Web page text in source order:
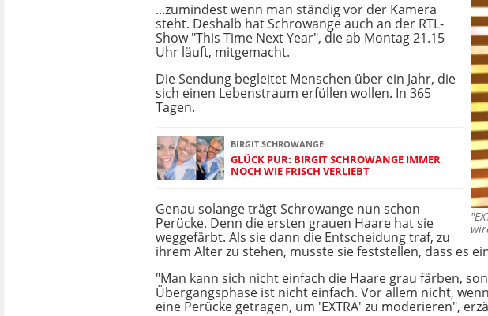
...zumindest wenn man ständig vor der Kamera
steht. Deshalb hat Schrowange auch an der RTL-
Show "This Time Next Year", die ab Montag 21.15
Uhr läuft, mitgemacht.
Die Sendung begleitet Menschen über ein Jahr, die
sich einen Lebenstraum erfüllen wollen. In 365
Tagen.
BIRGIT SCHROWANGE
GLÜCK PUR: BIRGIT SCHROWANGE IMMER
NOCH WIE FRISCH VERLIEBT
Genau solange trägt Schrowange nun schon
Perücke. Denn die ersten grauen Haare hat sie
weggefärbt. Als sie dann die Entscheidung traf, zu
ihrem Alter zu stehen, musste sie feststellen, dass es
"Man kann sich nicht einfach die Haare grau färben,
Übergangsphase ist nicht einfach. Vor allem nicht,
eine Perücke getragen, um 'EXTRA' zu moderieren",